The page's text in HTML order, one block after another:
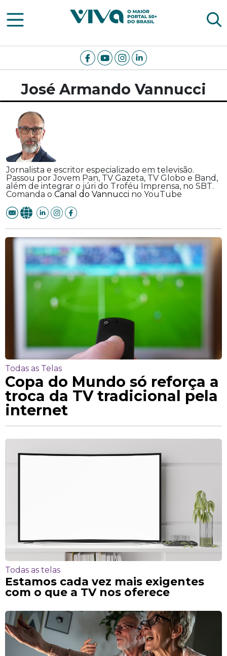
Viva Notícias
José Armando Vannucci
Jornalista e escritor especializado em televisão.
Passou por Jovem Pan, TV Gazeta, TV Globo e Band,
além de integrar o júri do Troféu Imprensa, no SBT.
Comanda o Canal do Vannucci no YouTube
Todas as Telas
Copa do Mundo só reforça a
troca da TV tradicional pela
internet
Todas as telas
Estamos cada vez mais exigentes
com o que a TV nos oferece